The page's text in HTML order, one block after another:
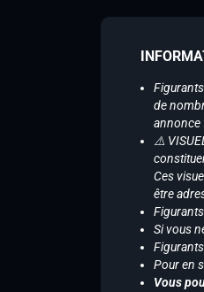
de
annonce
⚠️
Ces
être
Si vous
Pour en
Vous